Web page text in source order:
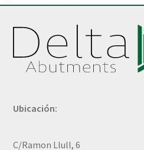
Ubicación:
C/Ramon Llull, 6